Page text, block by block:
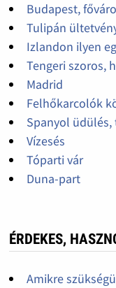
Budapest,
Tulipán
Izlandon ilyen
Tengeri szoros,
Madrid
Felhőkarcolók
Spanyol
Vízesés
Tóparti vár
Duna-part
ÉRDEKES,
Amikre